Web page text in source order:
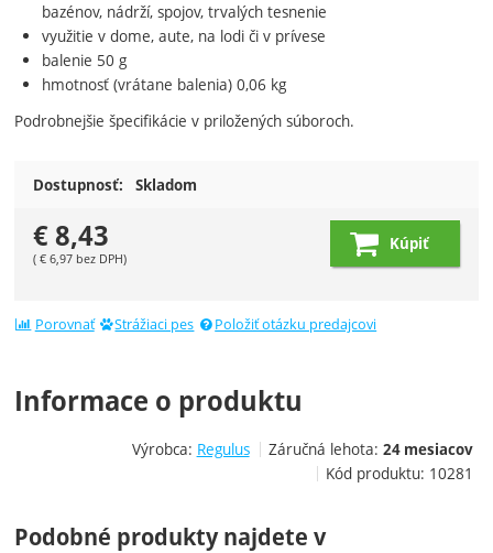
bazénov, nádrží, spojov, trvalých tesnenie
využitie v dome, aute, na lodi či v prívese
balenie 50 g
hmotnosť (vrátane balenia) 0,06 kg
Podrobnejšie špecifikácie v priložených súboroch.
Dostupnosť: Skladom
€8,43
( € 6,97 bez DPH)
Kúpiť
Porovnať Strážiaci pes Položiť otázku predajcovi
Informace o produktu
Výrobca: Regulus Záručná lehota: 24 mesiacov
Kód produktu: 10281
Podobné produkty najdete v